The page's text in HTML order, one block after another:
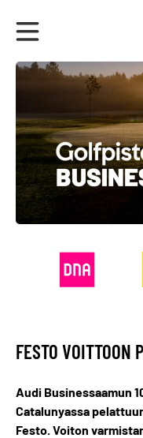
FESTO VOITTOON
Audi Businessaamun
Catalunyassa
Festo. Voiton